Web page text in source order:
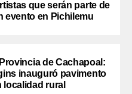
que serán parte de
evento en Pichilemu
de Cachapoal:
inauguró pavimento
localidad rural